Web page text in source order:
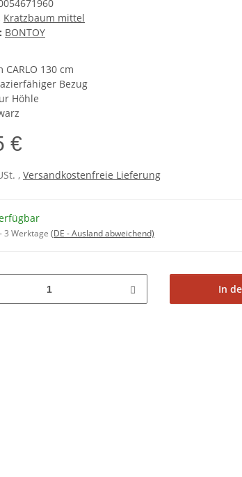
Kratzbaum mittel
BONTOY
CARLO 130 cm
Bezug
Höhle
€
, Versandkostenfreie Lieferung
3 Werktage (DE - Ausland abweichend)
In